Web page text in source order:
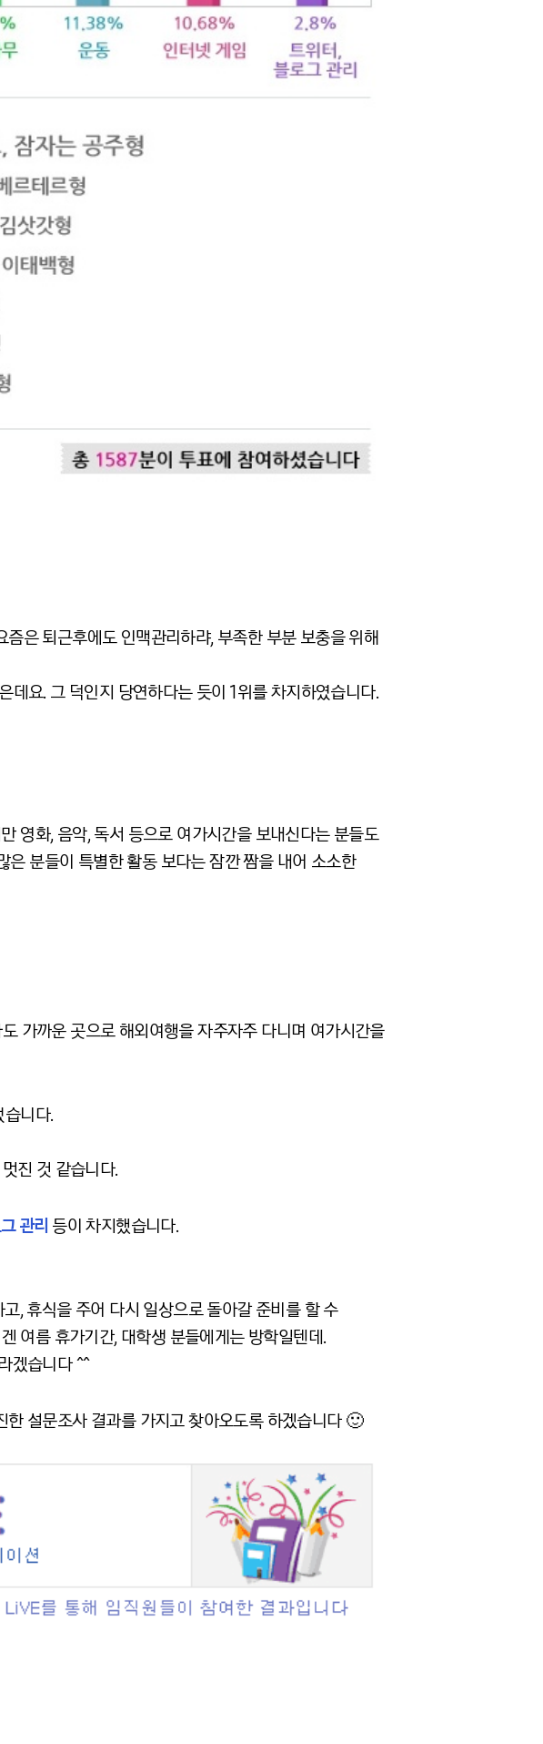
은 퇴근후에도 인맥관리하랴, 부족한 부분 보충을 위해
요. 그 덕인지 당연하다는 듯이 1위를 차지하였습니다.
영화, 음악, 독서 등으로 여가시간을 보내신다는 분들도
은 분들이 특별한 활동 보다는 잠깐 짬을 내어 소소한
가까운 곳으로 해외여행을 자주자주 다니며 여가시간을
니다.
진 것 같습니다.
관리 등이 차지했습니다.
, 휴식을 주어 다시 일상으로 돌아갈 준비를 할 수
여름 휴가기간, 대학생 분들에게는 방학일텐데.
겠습니다 ^^
한 설문조사 결과를 가지고 찾아오도록 하겠습니다 🙂